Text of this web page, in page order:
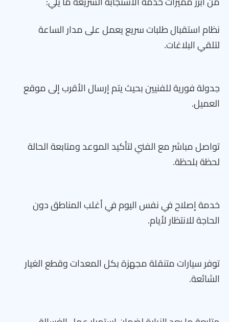
نظام استقبال طلبات سريع يعمل على مدار الساعة
لتلقي البلاغات.
جدولة فورية للفنيين بحيث يتم إرسال الأقرب إلى موقع
العميل.
تواصل مباشر مع الفني لتأكيد الموعد ومتابعة الحالة
لحظة بلحظة.
خدمة إصلاح في نفس اليوم في أغلب المناطق دون
الحاجة للانتظار لأيام.
توفر سيارات متنقلة مجهزة بكل المعدات وقطع الغيار
الشائعة.